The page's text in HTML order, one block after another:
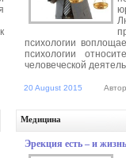
психологии
психологии
человеческой
20 August 2015
Медицина
Эрекция есть – и